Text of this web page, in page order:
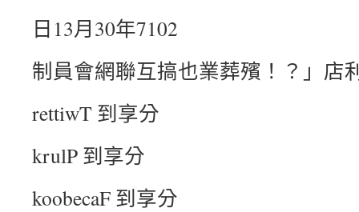
日13月30年7102
制員會網聯互搞也業葬殯！？」店
rettiwT 到享分
krulP 到享分
koobecaF 到享分